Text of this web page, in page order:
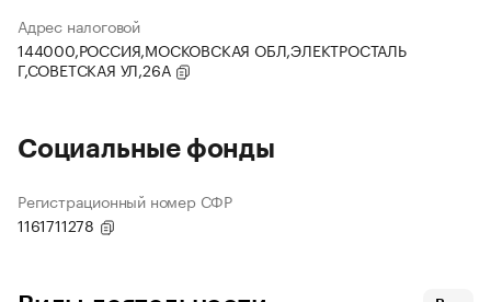
Адрес налоговой
144000,РОССИЯ,МОСКОВСКАЯ ОБЛ,ЭЛЕКТРОСТАЛЬ
Г,СОВЕТСКАЯ УЛ,26А
Социальные фонды
Регистрационный номер СФР
1161711278